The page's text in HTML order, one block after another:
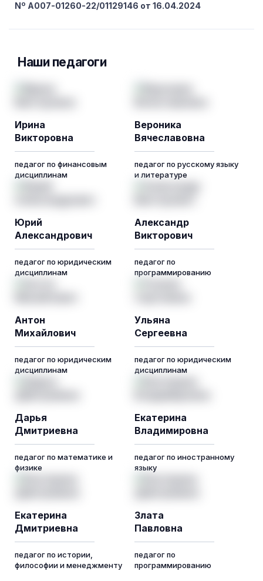
Nº A007-01260-22/01129146 от 16.04.2024
Наши педагоги
Ирина
Викторовна
педагог по финансовым
дисциплинам
Вероника
Вячеславовна
педагог по русскому языку
и литературе
Юрий
Александрович
педагог по юридическим
дисциплинам
Александр
Викторович
педагог по
программированию
Антон
Михайлович
педагог по юридическим
дисциплинам
Ульяна
Сергеевна
педагог по юридическим
дисциплинам
Дарья
Дмитриевна
педагог по математике и
физике
Екатерина
Владимировна
педагог по иностранному
языку
Екатерина
Дмитриевна
педагог по истории,
философии и менеджменту
Злата
Павловна
педагог по
программированию